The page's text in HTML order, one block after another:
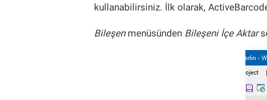
kullanabilirsiniz. İlk olarak,
Bileşenmenüsünden Bileşeni İçe Aktar